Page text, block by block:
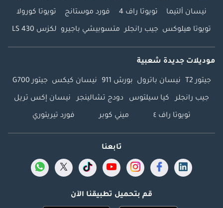
نيسان ألتيما تويوتا راف 4 فورد موستانج تويوتا كورولا
تويوتا هيلوكس جيب رانجلر متسوبيشي باجيرو لكزس LS 430
موديلات جديدة شعبية
جيتور T2 نيسان باترول بورش 911 نيسان كيكس جيتور G700
جيب رانجلر كيا سيلتوس دودج تشالينجر نيسان إكس تريل
تويوتا راف ٤ ميني كوبر فورد تيريتوري
تابعنا
قم بتحميل تطبيقنا الآن